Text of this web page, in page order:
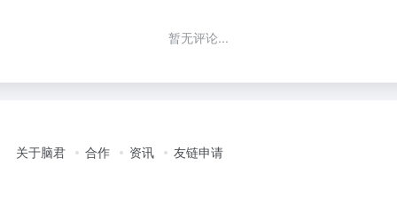
暂无评论...
关于脑君 合作 资讯 友链申请